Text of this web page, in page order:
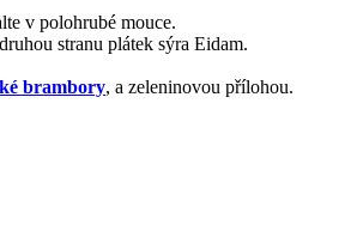
v polohrubé mouce.
stranu plátek sýra Eidam.
brambory, a zeleninovou přílohou.